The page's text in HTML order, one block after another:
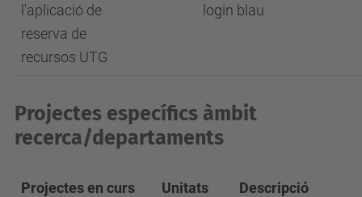
l'aplicació de
reserva de
recursos UTG
login blau
Projectes específics àmbit
recerca/departaments
Projectes en curs
Unitats
Descripció